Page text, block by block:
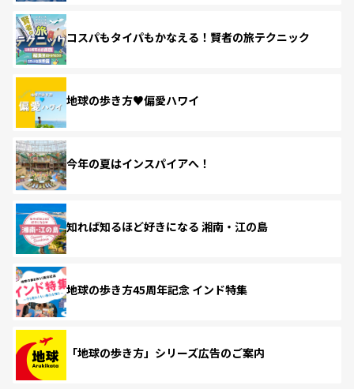
コスパもタイパもかなえる！賢者の旅テクニック
地球の歩き方♥偏愛ハワイ
今年の夏はインスパイアへ！
知れば知るほど好きになる 湘南・江の島
地球の歩き方45周年記念 インド特集
「地球の歩き方」シリーズ広告のご案内